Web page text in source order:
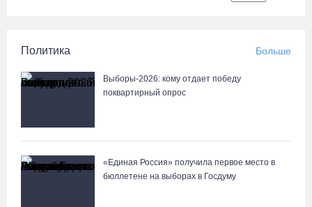
Политика Больше
Выборы-2026: кому отдает победу
поквартирный опрос
«Единая Россия» получила первое место в
бюллетене на выборах в Госдуму